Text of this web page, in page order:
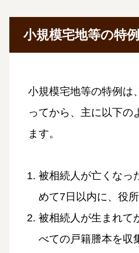
小規模宅地等の特
小規模宅地等の特例は
ってから、主に以下の
ます。
被相続人が亡くなっ
めて7日以内に、役
被相続人が生まれて
べての戸籍謄本を収